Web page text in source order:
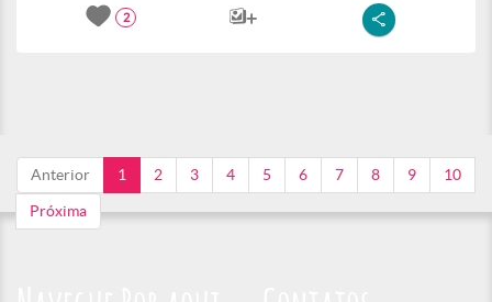
2
Anterior 1 2 3 4 5 6 7 8 9 10
Próxima